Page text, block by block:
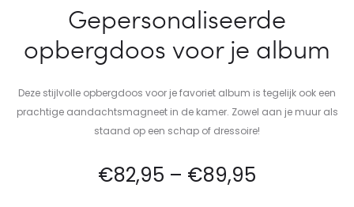
Gepersonaliseerde
opbergdoos voor je album
Deze stijlvolle opbergdoos voor je favoriet album is tegelijk ook een
prachtige aandachtsmagneet in de kamer. Zowel aan je muur als
staand op een schap of dressoire!
€82,95 – €89,95